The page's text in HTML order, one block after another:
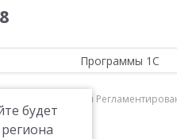
будет
Программы 1С
Новое в версии